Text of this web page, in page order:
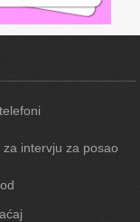
za intervju za posao